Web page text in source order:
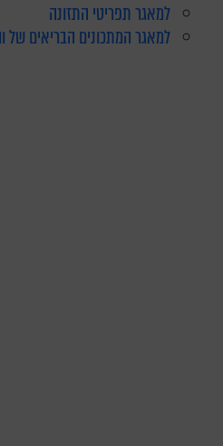
למאגר תפריטי התזונה
למאגר המתכונים הבריאים של